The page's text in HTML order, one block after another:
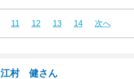
11 12 13 14 次へ
江村 健さん